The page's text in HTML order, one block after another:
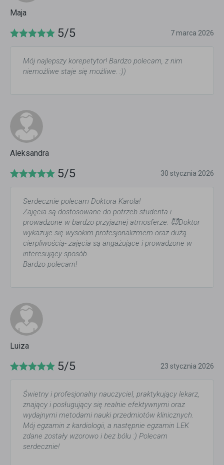
Maja
5/5 7 marca 2026
Mój najlepszy korepetytor! Bardzo polecam, z nim
niemożliwe staje się możliwe. :))
Aleksandra
5/5 30 stycznia 2026
Serdecznie polecam Doktora Karola!
Zajęcia są dostosowane do potrzeb studenta i
prowadzone w bardzo przyjaznej atmosferze. 😇Doktor
wykazuje się wysokim profesjonalizmem oraz dużą
cierpliwością- zajęcia są angażujące i prowadzone w
interesujący sposób.
Bardzo polecam!
Luiza
5/5 23 stycznia 2026
Świetny i profesjonalny nauczyciel, praktykujący lekarz,
znający i posługujący się realnie efektywnymi oraz
wydajnymi metodami nauki przedmiotów klinicznych.
Mój egzamin z kardiologii, a następnie egzamin LEK
zdane zostały wzorowo i bez bólu :) Polecam
serdecznie!